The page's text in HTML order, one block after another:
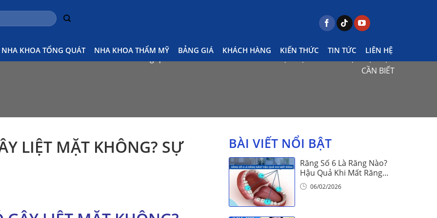
NHA KHOA TỔNG QUÁT NHA KHOA THẨM MỸ BẢNG GIÁ KHÁCH HÀNG KIẾN THỨC TIN TỨC LIÊN HỆ
CẦN BIẾT
LIỆT MẶT KHÔNG? SỰ
BÀI VIẾT NỔI BẬT
Răng Số 6 Là Răng Nào?
Hậu Quả Khi Mất Răng
Số 606/02/2026